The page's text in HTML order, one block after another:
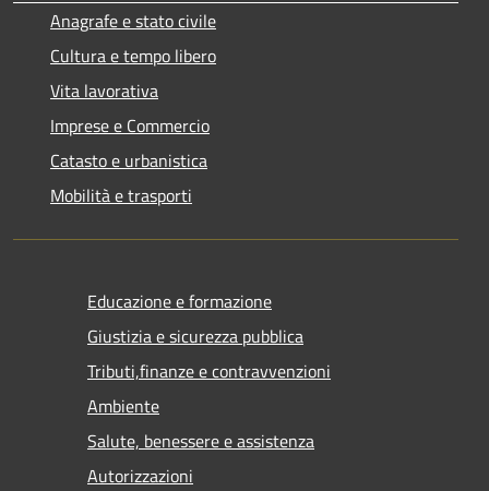
Anagrafe e stato civile
Cultura e tempo libero
Vita lavorativa
Imprese e Commercio
Catasto e urbanistica
Mobilità e trasporti
Educazione e formazione
Giustizia e sicurezza pubblica
Tributi,finanze e contravvenzioni
Ambiente
Salute, benessere e assistenza
Autorizzazioni